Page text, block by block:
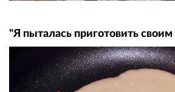
"Я пыталась приготовить